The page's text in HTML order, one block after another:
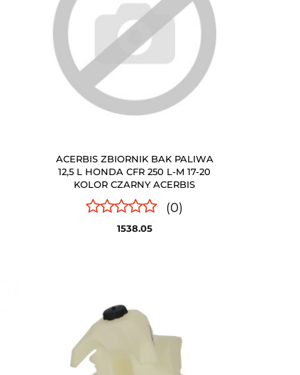
ACERBIS ZBIORNIK BAK PALIWA
12,5 L HONDA CFR 250 L-M 17-20
KOLOR CZARNY ACERBIS
(0)
1538.05